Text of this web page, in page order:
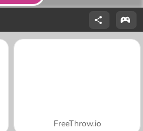
FreeThrow.io